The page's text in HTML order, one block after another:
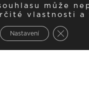
může
vlastnosti a
Nastavení Zavřít